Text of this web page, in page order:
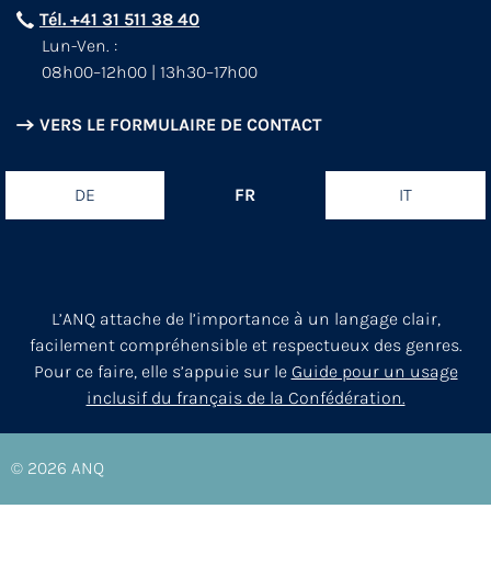
Tél. +41 31 511 38 40
Lun-Ven. :
08h00–12h00 | 13h30–17h00
VERS LE FORMULAIRE DE CONTACT
DE FR IT
L’ANQ attache de l’importance à un langage clair,
facilement compréhensible et respectueux des genres.
Pour ce faire, elle s’appuie sur le Guide pour un usage
inclusif du français de la Confédération.
© 2026 ANQ